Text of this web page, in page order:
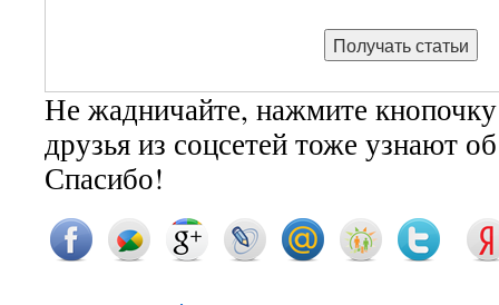
Не жадничайте, нажмите
друзья из соцсетей тоже узнают
Спасибо!